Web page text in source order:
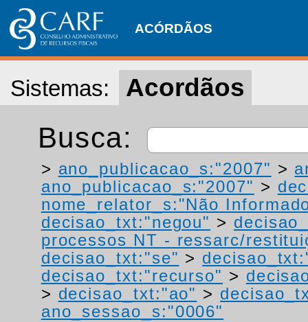
ACÓRDÃOS
Sistemas: Acordãos
Busca:
> ano_publicacao_s:"2007" >
ano_publicacao_s:"2007" >
nome_relator_s:"Não
decisao_txt:"negou" >
processos NT - ressarc/
decisao_txt:"se" >
decisao_txt:"recurso" >
> decisao_txt:"ao" >
ano_sessao_s:"0006"